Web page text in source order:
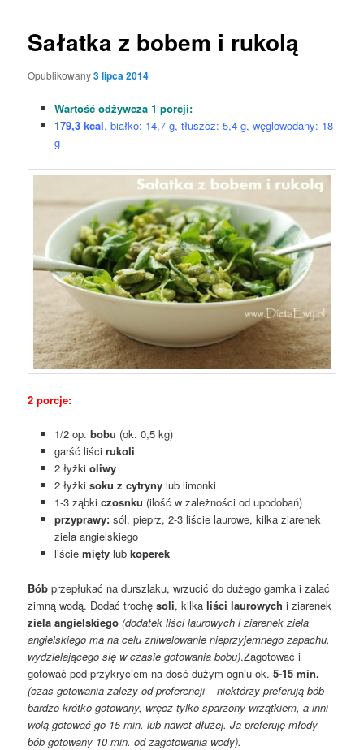
Sałatka z bobem i rukolą
Opublikowany3 lipca 2014
Wartość odżywcza 1 porcji:
179,3 kcal, białko: 14,7 g, tłuszcz: 5,4 g, węglowodany: 18
g
2 porcje:
1/2 op. bobu (ok. 0,5 kg)
garść liści rukoli
2 łyżki oliwy
2 łyżki soku z cytrynylub limonki
1-3 ząbki czosnku (ilość w zależności od upodobań)
przyprawy: sól, pieprz, 2-3 liście laurowe, kilka ziarenek
ziela angielskiego
liście miętylub koperek
Bób przepłukać na durszlaku, wrzucić do dużego garnka i zalać
zimną wodą. Dodać trochęsoli, kilka liści laurowych i ziarenek
ziela angielskiego (dodatek liści laurowych i ziarenek ziela
angielskiego ma na celu zniwelowanie nieprzyjemnego zapachu,
wydzielającego się w czasie gotowania bobu).Zagotować i
gotować pod przykryciem na dość dużym ogniu ok.5-15 min.
(czas gotowania zależy od preferencji – niektórzy preferują bób
bardzo krótko gotowany, wręcz tylko sparzony wrzątkiem, a inni
wolą gotować go 15 min. lub nawet dłużej. Ja preferuję młody
bób gotowany 10 min. od zagotowania wody).